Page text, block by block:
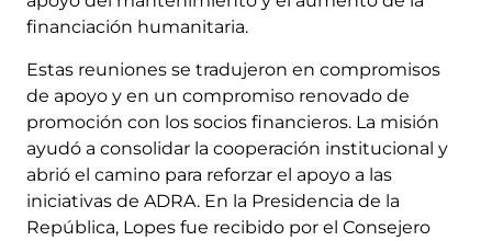
financiación humanitaria.
Estas reuniones se tradujeron en compromisos
de apoyo y en un compromiso renovado de
promoción con los socios financieros. La misión
ayudó a consolidar la cooperación institucional y
abrió el camino para reforzar el apoyo a las
iniciativas de ADRA. En la Presidencia de la
República, Lopes fue recibido por el Consejero